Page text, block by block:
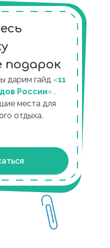
подарок
дарим гайд «11
России» .
места для
отдыха.